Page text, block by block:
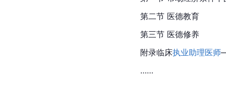
第二节 医德教育
第三节 医德修养
附录临床执业助理医师
……